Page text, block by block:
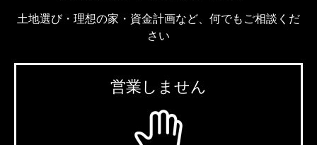
土地選び・理想の家・資金計画など、何でもご相談くだ
さい
営業しません